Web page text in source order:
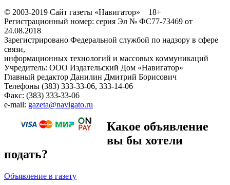
© 2003-2019 Сайт газеты «Навигатор» 18+
Регистрационный номер: серия Эл № ФС77-73469 от
24.08.2018
Зарегистрировано Федеральной службой по надзору в сфере
связи,
информационных технологий и массовых коммуникаций
Учредитель: ООО Издательский Дом «Навигатор»
Главный редактор Данилин Дмитрий Борисович
Телефоны (383) 333-33-06, 333-14-06
Факс: (383) 333-33-06
e-mail: gazeta@navigato.ru
Какое объявление
вы бы хотели
подать?
Объявление в газету